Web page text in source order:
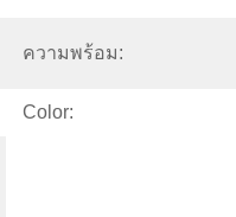
ความพร้อม:
Color: